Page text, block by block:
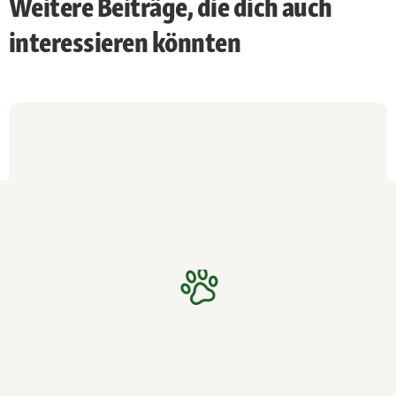
interessieren könnten